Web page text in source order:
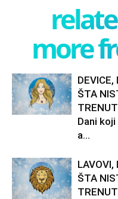
more
ŠTA
Dani
a...
LAVOVI,
ŠTA